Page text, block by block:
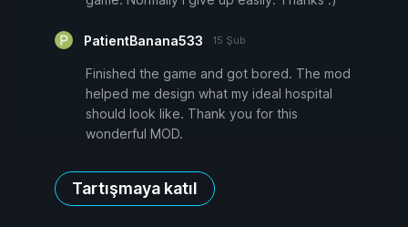
PatientBanana533 15 Şub
Finished the game and got bored. The mod
helped me design what my ideal hospital
should look like. Thank you for this
wonderful MOD.
Tartışmaya katıl